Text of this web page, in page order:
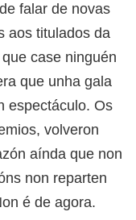
falar de novas
aos titulados da
case ninguén
que unha gala
espectáculo. Os
volveron
aínda que non
non reparten
é de agora.